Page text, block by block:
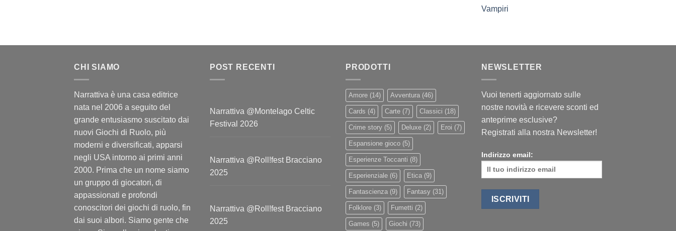
Vampiri
CHI SIAMO
Narrattiva è una casa editrice
nata nel 2006 a seguito del
grande entusiasmo suscitato dai
nuovi Giochi di Ruolo, più
moderni e diversificati, apparsi
negli USA intorno ai primi anni
2000. Prima che un nome siamo
un gruppo di giocatori, di
appassionati e profondi
conoscitori dei giochi di ruolo, fin
dai suoi albori. Siamo gente che
POST RECENTI
Narrattiva @Montelago Celtic
Festival 2026
Narrattiva @Roll!fest Bracciano
2025
Narrattiva @Roll!fest Bracciano
2025
PRODOTTI
Amore (14) Avventura (46)
Cards (4) Carte (7) Classici (18)
Crime story (5) Deluxe (2) Eroi (7)
Espansione gioco (5)
Esperienze Toccanti (8)
Esperienziale (6) Etica (9)
Fantascienza (9) Fantasy (31)
Folklore (3) Fumetti (2)
Games (5) Giochi (73)
NEWSLETTER
Vuoi tenerti aggiornato sulle
nostre novità e ricevere sconti ed
anteprime esclusive?
Registrati alla nostra Newsletter!
Indirizzo email: